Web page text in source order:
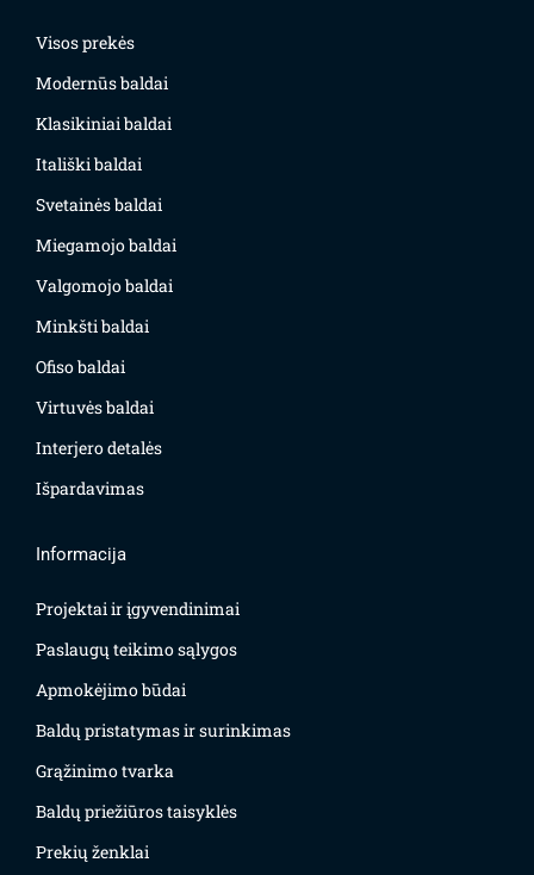
Visos prekės
Modernūs baldai
Klasikiniai baldai
Itališki baldai
Svetainės baldai
Miegamojo baldai
Valgomojo baldai
Minkšti baldai
Ofiso baldai
Virtuvės baldai
Interjero detalės
Išpardavimas
Informacija
Projektai ir įgyvendinimai
Paslaugų teikimo sąlygos
Apmokėjimo būdai
Baldų pristatymas ir surinkimas
Grąžinimo tvarka
Baldų priežiūros taisyklės
Prekių ženklai